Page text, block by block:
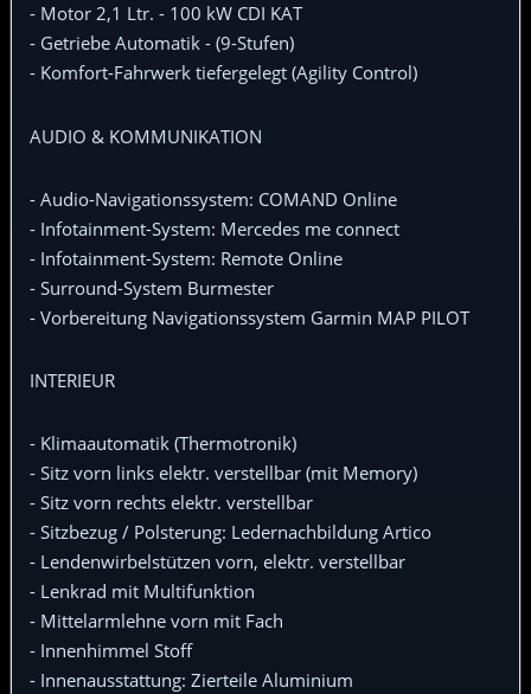
- Motor 2,1 Ltr. - 100 kW CDI KAT
- Getriebe Automatik - (9-Stufen)
- Komfort-Fahrwerk tiefergelegt (Agility Control)
AUDIO & KOMMUNIKATION
- Audio-Navigationssystem: COMAND Online
- Infotainment-System: Mercedes me connect
- Infotainment-System: Remote Online
- Surround-System Burmester
- Vorbereitung Navigationssystem Garmin MAP PILOT
INTERIEUR
- Klimaautomatik (Thermotronik)
- Sitz vorn links elektr. verstellbar (mit Memory)
- Sitz vorn rechts elektr. verstellbar
- Sitzbezug / Polsterung: Ledernachbildung Artico
- Lendenwirbelstützen vorn, elektr. verstellbar
- Lenkrad mit Multifunktion
- Mittelarmlehne vorn mit Fach
- Innenhimmel Stoff
- Innenausstattung: Zierteile Aluminium